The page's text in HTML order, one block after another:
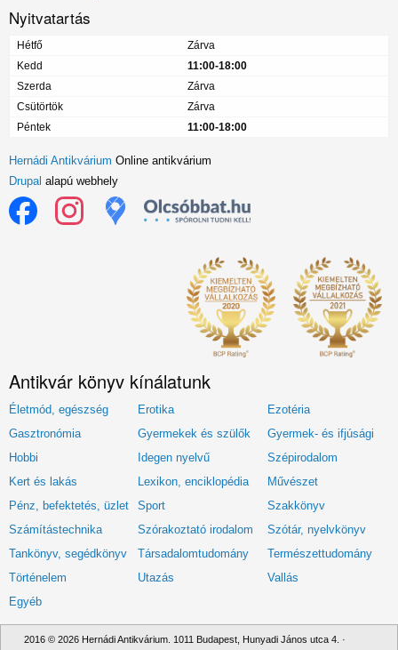
Nyitvatartás
Hétfő
Zárva
Kedd
11:00-18:00
Szerda
Zárva
Csütörtök
Zárva
Péntek
11:00-18:00
Hernádi Antikvárium Online antikvárium
Drupal alapú webhely
Antikvár könyv kínálatunk
Életmód, egészség Erotika
Ezotéria
Gasztronómia
Gyermekek és szülők
Gyermek- és ifjúsági
Hobbi
Idegen nyelvű
Szépirodalom
Kert és lakás
Lexikon, enciklopédia
Művészet
Pénz, befektetés, üzlet
Sport
Szakkönyv
Számítástechnika
Szórakoztató irodalom
Szótár, nyelvkönyv
Tankönyv, segédkönyv
Társadalomtudomány
Természettudomány
Történelem
Utazás
Vallás
Egyéb
2016 © 2026 Hernádi Antikvárium. 1011 Budapest, Hunyadi János utca 4. ·